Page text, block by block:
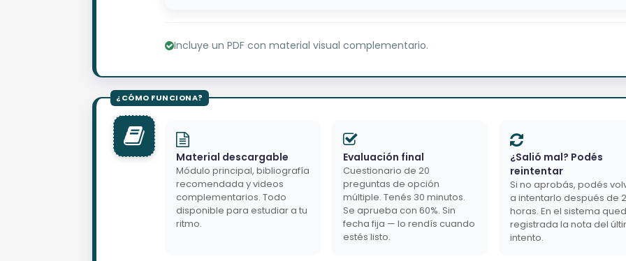
Incluye un PDF con material visual complementario.
Material descargable
Módulo principal, bibliografía
recomendada y videos
complementarios. Todo
disponible para estudiar a tu
ritmo.
Evaluación final
Cuestionario de 20
preguntas de opción
múltiple. Tenés 30 minutos.
Se aprueba con 60%. Sin
fecha fija — lo rendís cuando
estés listo.
¿Salió mal? Podés
reintentar
Si no aprobás, podés
a intentarlo después de
horas. En el sistema
registrada la nota del
intento.